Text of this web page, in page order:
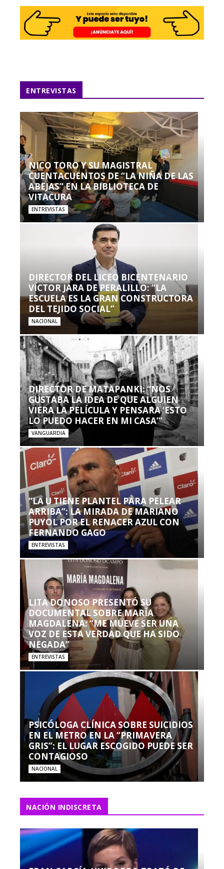
ENTREVISTAS
NICO TORO Y SU MAGISTRAL
CUENTACUENTOS DE “LA NIÑA DE LAS
ABEJAS” EN LA BIBLIOTECA DE
VITACURA
ENTREVISTAS
DIRECTOR DEL LICEO BICENTENARIO
VÍCTOR JARA DE PERALILLO: “LA
ESCUELA ES LA GRAN CONSTRUCTORA
DEL TEJIDO SOCIAL”
NACIONAL
DIRECTOR DE MATAPANKI: “NOS
GUSTABA LA IDEA DE QUE ALGUIEN
VIERA LA PELÍCULA Y PENSARA ‘ESTO
LO PUEDO HACER EN MI CASA’”
VANGUARDIA
“LA U TIENE PLANTEL PARA PELEAR
ARRIBA”: LA MIRADA DE MARIANO
PUYOL POR EL RENACER AZUL CON
FERNANDO GAGO
ENTREVISTAS
LITA DONOSO PRESENTÓ SU
DOCUMENTAL SOBRE MARÍA
MAGDALENA: “ME MUEVE SER UNA
VOZ DE ESTA VERDAD QUE HA SIDO
NEGADA”
ENTREVISTAS
PSICÓLOGA CLÍNICA SOBRE SUICIDIOS
EN EL METRO EN LA “PRIMAVERA
GRIS”: EL LUGAR ESCOGIDO PUEDE SER
CONTAGIOSO
NACIONAL
NACIÓN INDISCRETA